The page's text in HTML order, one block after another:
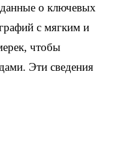
данные о ключевых
с мягким и
чтобы
Эти сведения